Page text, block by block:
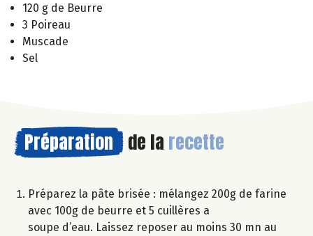
120 g de Beurre
3 Poireau
Muscade
Sel
Préparation de la recette
Préparez la pâte brisée : mélangez 200g de farine
avec 100g de beurre et 5 cuillères a
soupe d’eau. Laissez reposer au moins 30 mn au